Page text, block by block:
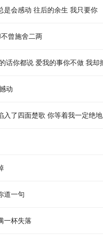
是会感动 往后的余生 我只要你
曾施舍二两
话你都说 爱我的事你不做 我却
动
了四面楚歌 你等着我一定绝
道一句
一杯失落